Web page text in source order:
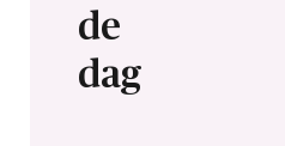
de
dag